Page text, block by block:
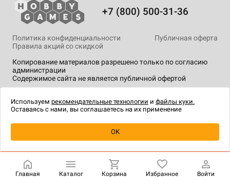
Уведомить о наличии
+7 (800) 500-31-36
Копирование материалов разрешено только по согласию
администрации
Содержимое сайта не является публичной офертой
Политика конфиденциальности
Публичная оферта
Правила акций со скидкой
технологии.
Главная Каталог Корзина Избранное Войти
Используем рекомендательные технологии и файлы куки.
Оставаясь с нами, вы соглашаетесь на их применение
OK